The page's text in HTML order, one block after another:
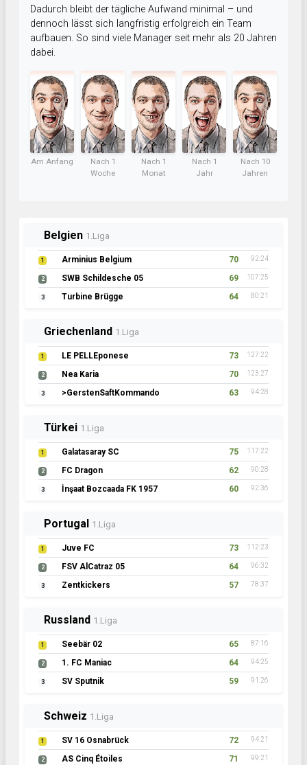
Dadurch bleibt der tägliche Aufwand minimal – und
dennoch lässt sich langfristig erfolgreich ein Team
aufbauen. So sind viele Manager seit mehr als 20 Jahren
dabei.
Am Anfang
Nach 1
Woche
Nach 1
Monat
Nach 1
Jahr
Nach 10
Jahren
Belgien 1.Liga
1 Arminius Belgium 70 92:24
2 SWB Schildesche 05 69 107:25
3 Turbine Brügge 64 80:21
Griechenland 1.Liga
1 LE PELLEponese 73 127:22
2 Nea Karia 70 123:27
3 >GerstenSaftKommando 63 94:28
Türkei 1.Liga
1 Galatasaray SC 75 117:22
2 FC Dragon 62 90:28
3 İnşaat Bozcaada FK 1957 60 92:36
Portugal 1.Liga
1 Juve FC 73 112:23
2 FSV AlCatraz 05 64 96:32
3 Zentkickers 57 78:37
Russland 1.Liga
1 Seebär 02 65 87:16
2 1. FC Maniac 64 94:25
3 SV Sputnik 59 91:26
Schweiz 1.Liga
1 SV 16 Osnabrück 72 94:21
2 AS Cinq Étoiles 71 99:21